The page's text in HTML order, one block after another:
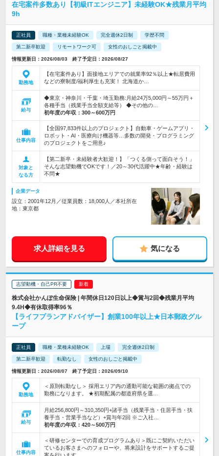
在宅案件多数あり【初級ITエンジニア】未経験OK★残業月平均
9h
正社員 職種・業種未経験OK 完全週休2日制 学歴不問
第二新卒歓迎 リモートワーク可 女性のおしごと掲載中
情報更新日：2026/08/03 終了予定日：2026/08/27
勤務地
【在宅案件あり】面接地エリアでの就業率92％以上★転居費用
などの寮制度/福利厚生も充実！ 北海道か…
給与
◆東京・神奈川・千葉・埼玉勤務:月給24万5,000円～55万円＋
各種手当（残業手当全額支給等） ◆その他の…
初年度の年収： 300～600万円
仕事内容
【全国97,833件以上のプロジェクト】自動車・ゲームアプリ・
ロボット・AI・医療向け機器等…多数の開発・プログラミング
のプロジェクトをご用意♪
対象と
なる方
【第二新卒・未経験者大歓迎！】「つくる側って面白そう！」
そんな志望動機でOKです！／20～30代活躍中★年齢・経験は
不問★
企業データ
設立：2001年12月／従業員数：18,000人／本社所在
地：東京都
求人詳細を見る 気になる
志望動機・自己PR不要
株式会社かんぽ生命保険 | 年間休日120日以上◆賞与2回◆残業月平均
9.4H◆有休取得率96％
【ライフプランアドバイザー】創業100年以上★日本郵政グル
ープ
正社員 職種・業種未経験OK 上場 完全週休2日制
第二新卒歓迎 転勤なし 女性のおしごと掲載中
情報更新日：2026/08/07 終了予定日：2026/09/10
勤務地
＜原則転勤なし＞ 採用エリア内の通勤可能な範囲の拠点での
勤務になります。 ★初期配属の都道府県を選…
給与
月給256,800円～310,350円+諸手当（残業手当・住居手当・扶
養手当・営業手当など）+賞与年2回 ※ご入社…
初年度の年収： 420～500万円
仕事内容
＜研修センターでの育成プログラムあり＞既にご契約いただい
ているお客さまへのフォローや、将来設計をサポートするご提